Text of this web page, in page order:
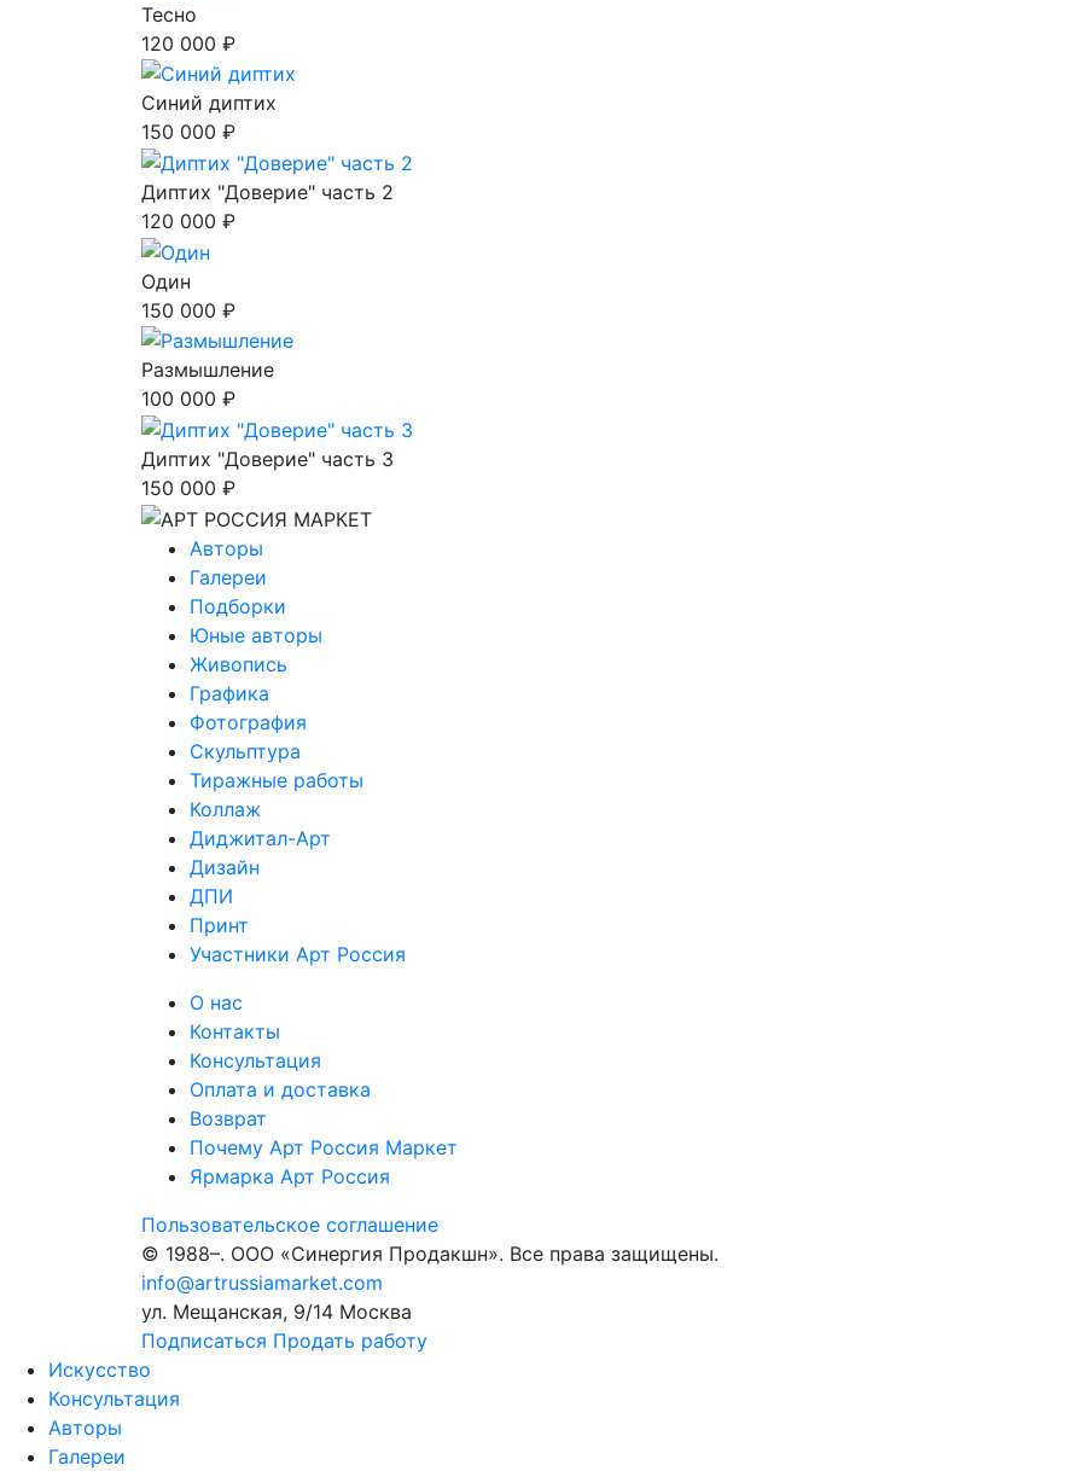
Тесно
120 000 ₽
Синий диптих
150 000 ₽
Диптих "Доверие" часть 2
120 000 ₽
Один
150 000 ₽
Размышление
100 000 ₽
Диптих "Доверие" часть 3
150 000 ₽
Авторы
Галереи
Подборки
Юные авторы
Живопись
Графика
Фотография
Скульптура
Тиражные работы
Коллаж
Диджитал-Арт
Дизайн
ДПИ
Принт
Участники Арт Россия
О нас
Контакты
Консультация
Оплата и доставка
Возврат
Почему Арт Россия Маркет
Ярмарка Арт Россия
Пользовательское соглашение
© 1988–. ООО «Синергия Продакшн». Все права защищены.
info@artrussiamarket.com
ул. Мещанская, 9/14 Москва
Подписаться Продать работу
Искусство
Консультация
Авторы
Галереи